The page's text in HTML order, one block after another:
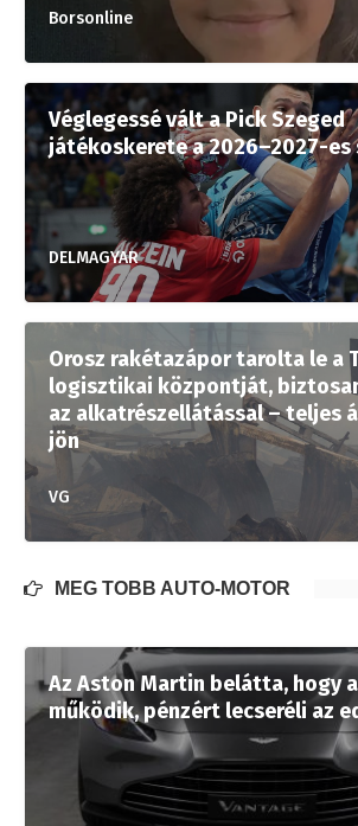
Borsonline
Véglegessé vált a Pick Szeged
játékoskerete a 2026–2027-es
DELMAGYAR
Orosz rakétazápor tarolta le a
logisztikai központját,
az alkatrészellátással – teljes
jön
VG
MÉG TÖBB AUTÓ-MOTOR
Az Aston Martin belátta, hogy
működik, pénzért lecseréli az